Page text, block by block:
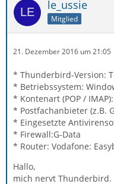
le_ussie
Mitglied
21. Dezember 2016 um 21:05
* Thunderbird-Version:
* Betriebssystem:
* Kontenart (POP /
* Postfachanbieter (z.B.
* Eingesetzte
* Firewall:G-Data
* Router: Vodafone:
Hallo,
mich nervt